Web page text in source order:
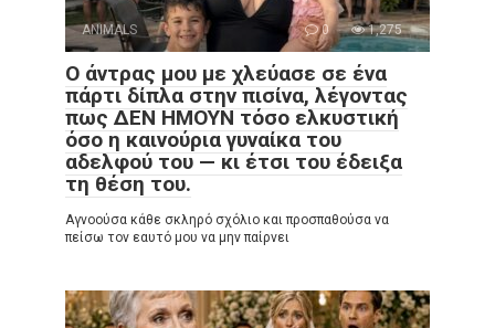
ANIMALS 0 1,275
Ο άντρας μου με χλεύασε σε ένα
πάρτι δίπλα στην πισίνα, λέγοντας
πως ΔΕΝ ΗΜΟΥΝ τόσο ελκυστική
όσο η καινούρια γυναίκα του
αδελφού του — κι έτσι του έδειξα
τη θέση του.
Αγνοούσα κάθε σκληρό σχόλιο και προσπαθούσα να
πείσω τον εαυτό μου να μην παίρνει